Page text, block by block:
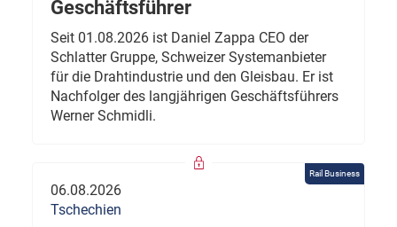
Geschäftsführer
Seit 01.08.2026 ist Daniel Zappa CEO der
Schlatter Gruppe, Schweizer Systemanbieter
für die Drahtindustrie und den Gleisbau. Er ist
Nachfolger des langjährigen Geschäftsführers
Werner Schmidli.
Rail Business
06.08.2026
Tschechien